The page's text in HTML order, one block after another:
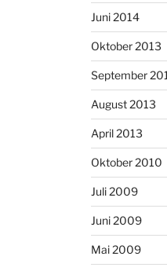
Juni 2014
Oktober 2013
September
August 2013
April 2013
Oktober 2010
Juli 2009
Juni 2009
Mai 2009